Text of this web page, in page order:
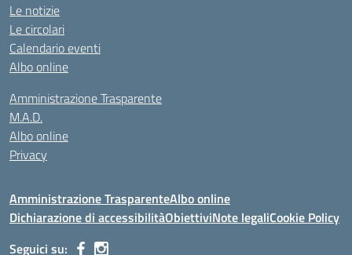
Le notizie
Le circolari
Calendario eventi
Albo online
Amministrazione Trasparente
M.A.D.
Albo online
Privacy
Amministrazione TrasparenteAlbo online
Dichiarazione di accessibilitàObiettiviNote legaliCookie Policy
Seguici su: